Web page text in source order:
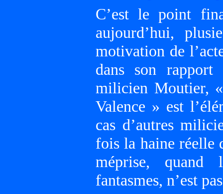
C’est le point
aujourd’hui,
motivation de
dans son
milicien Moutier,
Valence » est
cas d’autres
fois la haine réelle
méprise, quand
fantasmes, n’est